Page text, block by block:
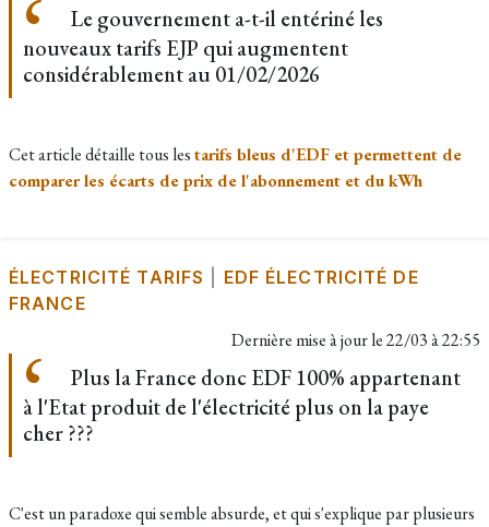
Le gouvernement a-t-il entériné les
nouveaux tarifs EJP qui augmentent
considérablement au 01/02/2026
Cet article détaille tous lestarifs bleus d'EDF et permettent de
comparer les écarts de prix de l'abonnement et du kWh
ÉLECTRICITÉ TARIFS
EDF ÉLECTRICITÉ DE
FRANCE
Dernière mise à jour le22/03 à 22:55
Plus la France donc EDF 100% appartenant
à l'Etat produit de l'électricité plus on la paye
cher ???
C'est un paradoxe qui semble absurde, et qui s'explique par plusieurs